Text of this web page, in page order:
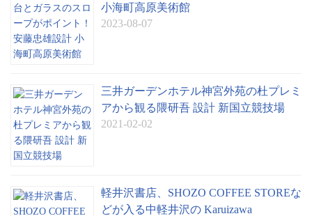
小海町高原美術館
2023-08-07
三井ガーデンホテル神宮外苑の杜プレミ
アから観る隈研吾 設計 新国立競技場
2021-02-02
軽井沢書店、SHOZO COFFEE STOREな
どが入る中軽井沢の Karuizawa